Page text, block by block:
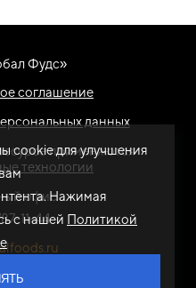
Фудс»
соглашение
данных
применяются
технологии
офис
11-44
cookie для улучшения
Нажимая
с нашей Политикой